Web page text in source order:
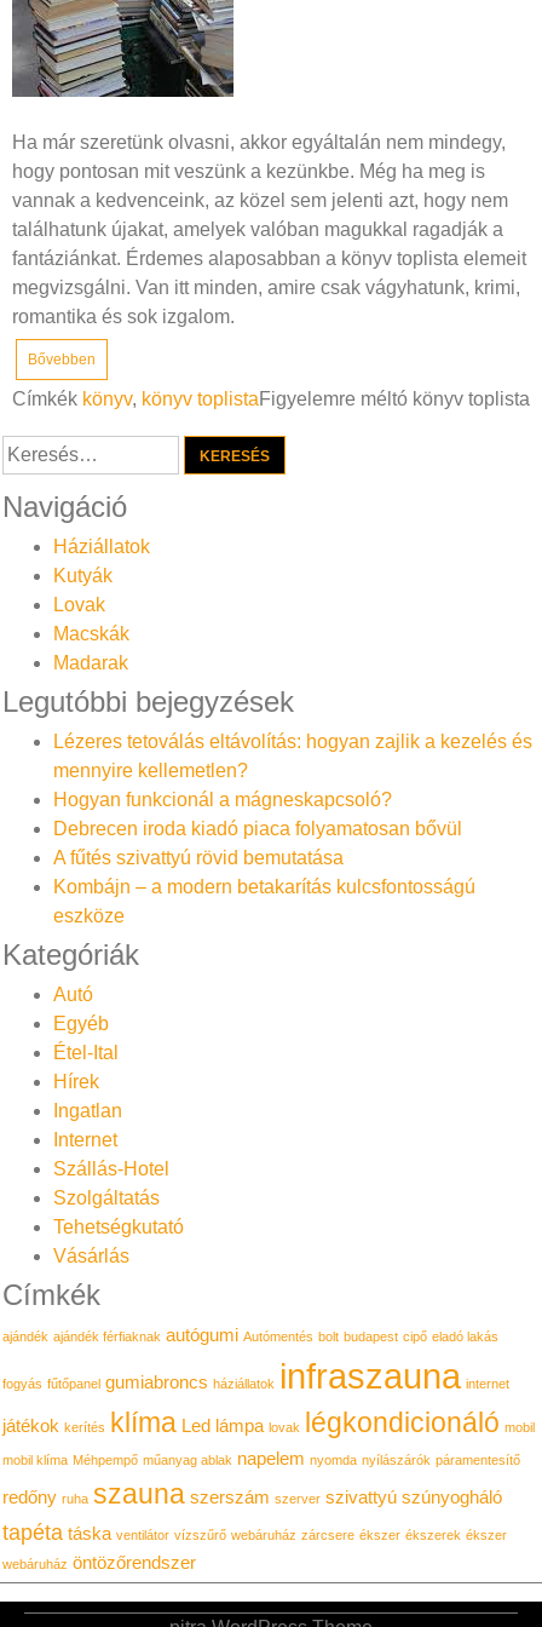
Ha már szeretünk olvasni, akkor egyáltalán nem mindegy,
hogy pontosan mit veszünk a kezünkbe. Még ha meg is
vannak a kedvenceink, az közel sem jelenti azt, hogy nem
találhatunk újakat, amelyek valóban magukkal ragadják a
fantáziánkat. Érdemes alaposabban a könyv toplista elemeit
megvizsgálni. Van itt minden, amire csak vágyhatunk, krimi,
romantika és sok izgalom.
Bővebben
Címkék könyv, könyv toplistaFigyelemre méltó könyv toplista
Keresés:
Navigáció
Háziállatok
Kutyák
Lovak
Macskák
Madarak
Legutóbbi bejegyzések
Lézeres tetoválás eltávolítás: hogyan zajlik a kezelés és
mennyire kellemetlen?
Hogyan funkcionál a mágneskapcsoló?
Debrecen iroda kiadó piaca folyamatosan bővül
A fűtés szivattyú rövid bemutatása
Kombájn – a modern betakarítás kulcsfontosságú
eszköze
Kategóriák
Autó
Egyéb
Étel-Ital
Hírek
Ingatlan
Internet
Szállás-Hotel
Szolgáltatás
Tehetségkutató
Vásárlás
Címkék
ajándék ajándék férfiaknak autógumi Autómentés bolt budapest cipő eladó lakás
fogyás fűtőpanel gumiabroncs háziállatok infraszauna internet
játékok kerítés klíma Led lámpa lovak légkondicionáló mobil
mobil klíma Méhpempő műanyag ablak napelem nyomda nyílászárók páramentesítő
redőny ruha szauna szerszám szerver szivattyú szúnyogháló
tapéta táska ventilátor vízszűrő webáruház zárcsere ékszer ékszerek ékszer
webáruház öntözőrendszer